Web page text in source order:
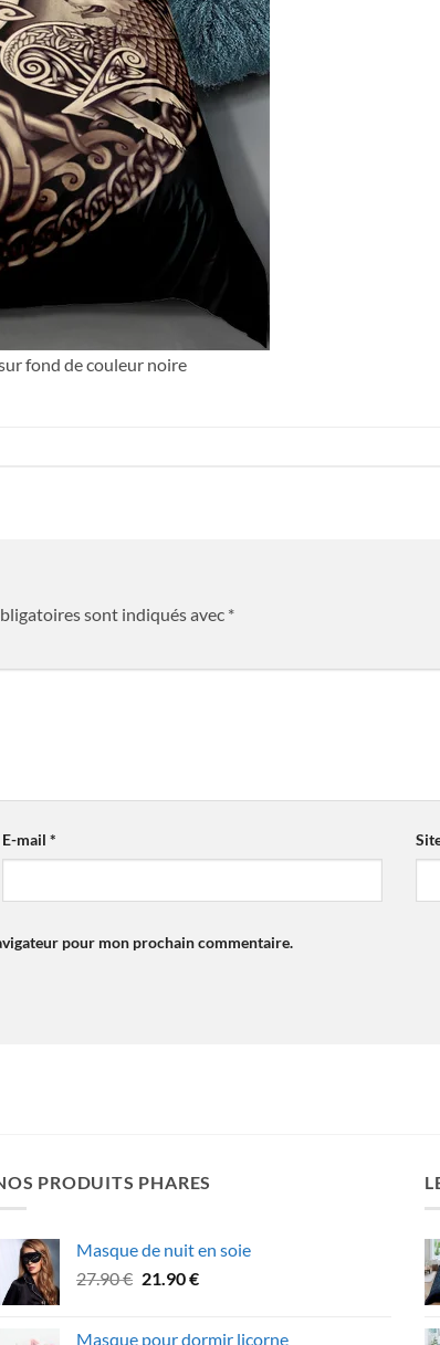
fond de couleur noire
sont indiqués avec *
E-mail*
pour mon prochain commentaire.
PRODUITS PHARES
Masque de nuit en soie
27.90€ Le
21.90€Le
Masque pour dormir licorne